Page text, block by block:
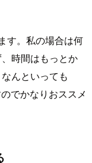
す。私の場合は何
時間はもっとか
んといっても
でかなりおススメ